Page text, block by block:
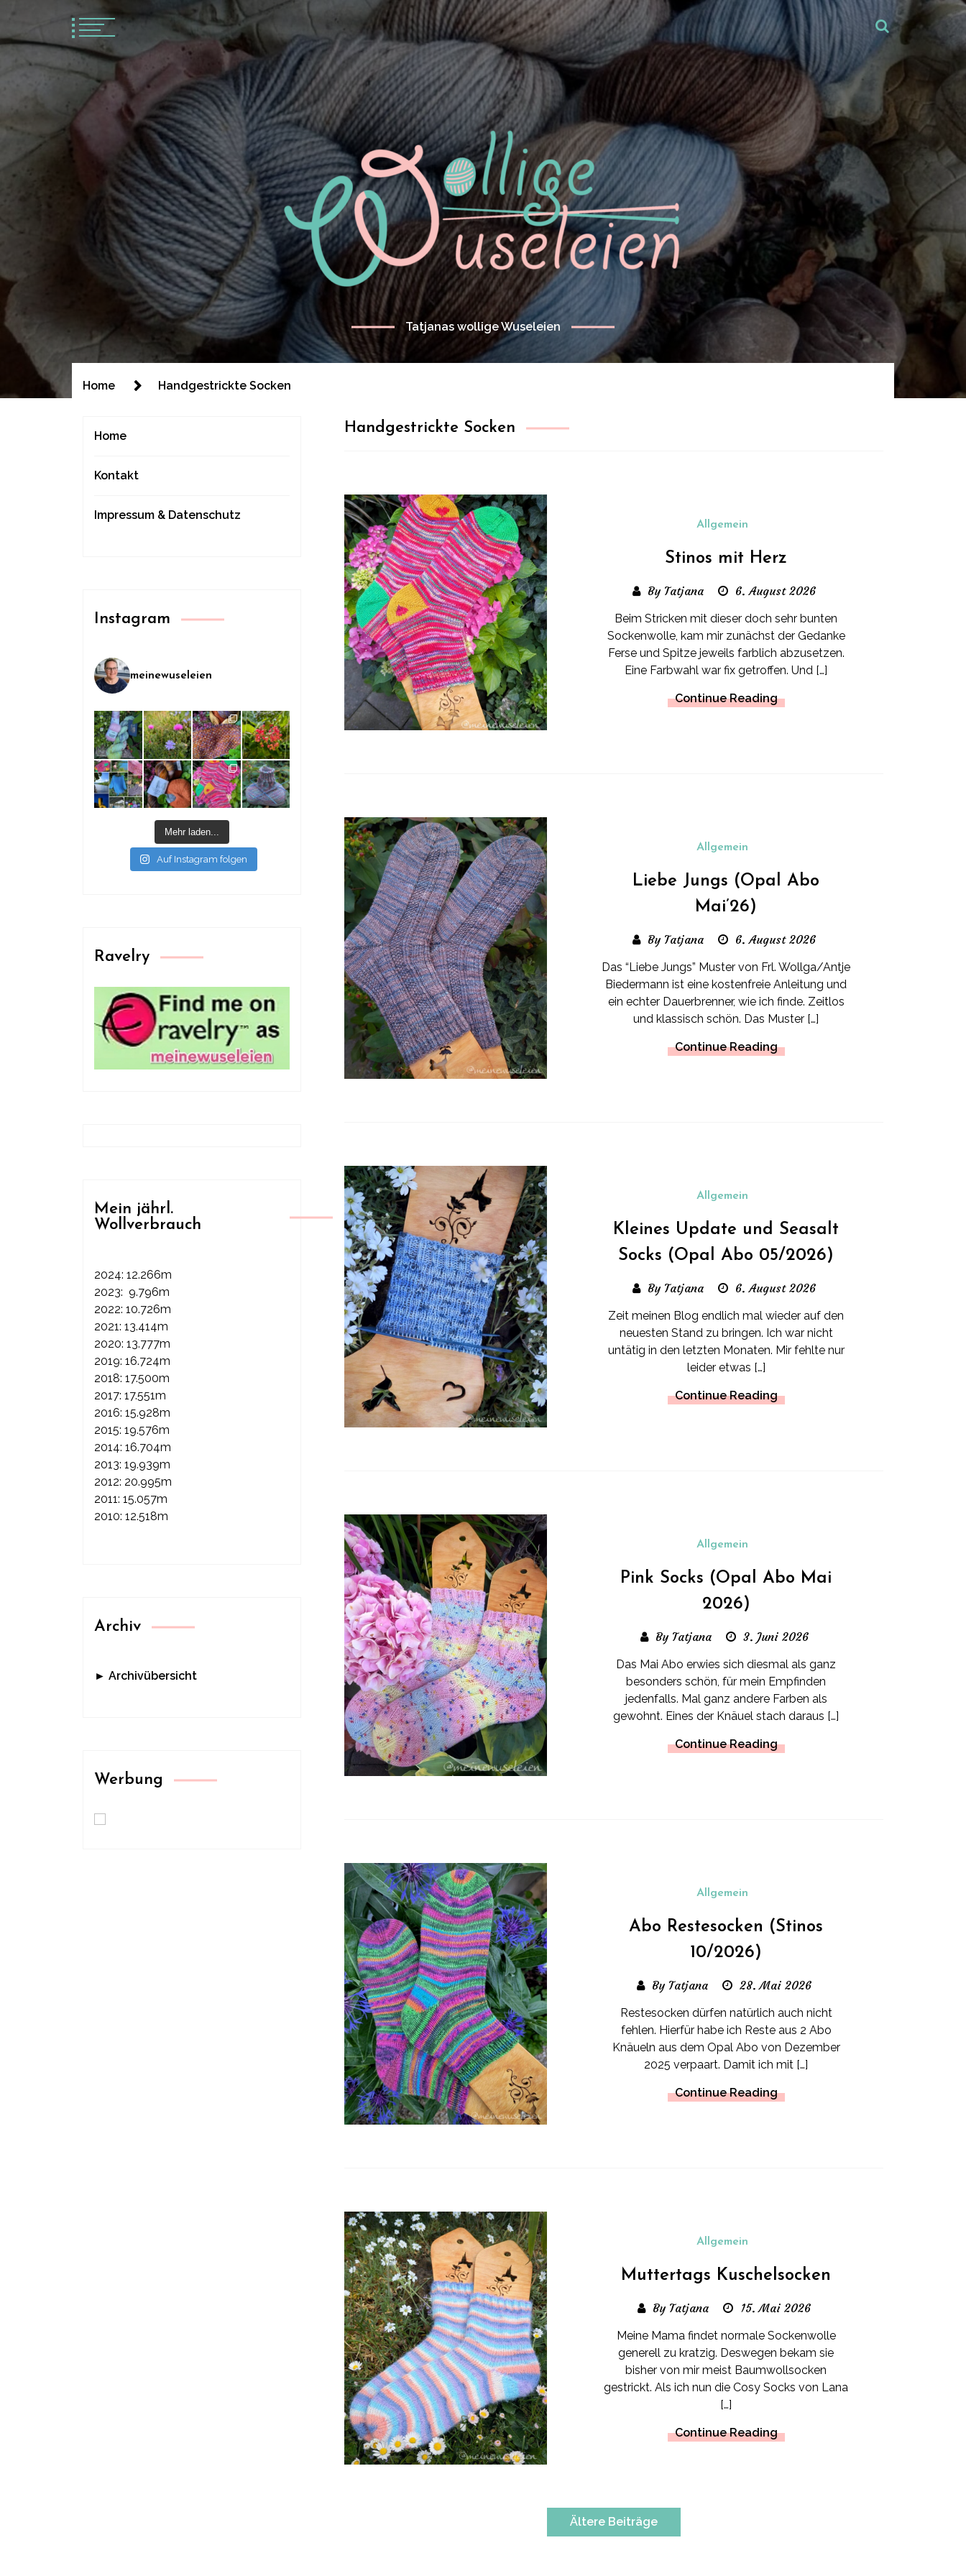
Tatjanas wollige Wuseleien
Home Handgestrickte Socken
Handgestrickte Socken
Allgemein
Stinos mit Herz
By Tatjana 6. August 2026
Beim Stricken mit dieser doch sehr bunten
Sockenwolle, kam mir zunächst der Gedanke
Ferse und Spitze jeweils farblich abzusetzen.
Eine Farbwahl war fix getroffen. Und […]
Continue Reading
Allgemein
Liebe Jungs (Opal Abo
Mai’26)
By Tatjana 6. August 2026
Das “Liebe Jungs” Muster von Frl. Wollga/Antje
Biedermann ist eine kostenfreie Anleitung und
ein echter Dauerbrenner, wie ich finde. Zeitlos
und klassisch schön. Das Muster […]
Continue Reading
Allgemein
Kleines Update und Seasalt
Socks (Opal Abo 05/2026)
By Tatjana 6. August 2026
Zeit meinen Blog endlich mal wieder auf den
neuesten Stand zu bringen. Ich war nicht
untätig in den letzten Monaten. Mir fehlte nur
leider etwas […]
Continue Reading
Allgemein
Pink Socks (Opal Abo Mai
2026)
By Tatjana 3. Juni 2026
Das Mai Abo erwies sich diesmal als ganz
besonders schön, für mein Empfinden
jedenfalls. Mal ganz andere Farben als
gewohnt. Eines der Knäuel stach daraus […]
Continue Reading
Allgemein
Abo Restesocken (Stinos
10/2026)
By Tatjana 28. Mai 2026
Restesocken dürfen natürlich auch nicht
fehlen. Hierfür habe ich Reste aus 2 Abo
Knäueln aus dem Opal Abo von Dezember
2025 verpaart. Damit ich mit […]
Continue Reading
Allgemein
Muttertags Kuschelsocken
By Tatjana 15. Mai 2026
Meine Mama findet normale Sockenwolle
generell zu kratzig. Deswegen bekam sie
bisher von mir meist Baumwollsocken
gestrickt. Als ich nun die Cosy Socks von Lana
[…]
Continue Reading
Ältere Beiträge
Home
Kontakt
Impressum & Datenschutz
Instagram
meinewuseleien
Mehr laden...
Auf Instagram folgen
Ravelry
Mein jährl.
Wollverbrauch
2024: 12.266m
2023: 9.796m
2022: 10.726m
2021: 13.414m
2020: 13.777m
2019: 16.724m
2018: 17.500m
2017: 17.551m
2016: 15.928m
2015: 19.576m
2014: 16.704m
2013: 19.939m
2012: 20.995m
2011: 15.057m
2010: 12.518m
Archiv
► Archivübersicht
Werbung